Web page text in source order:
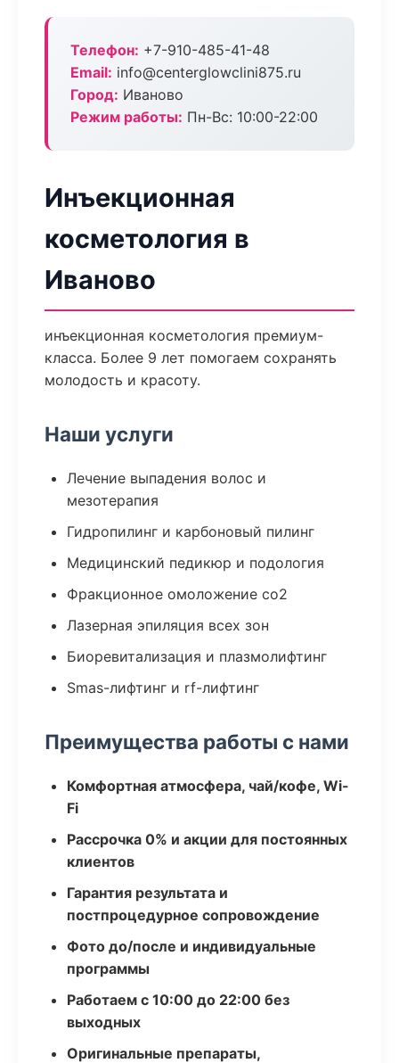
Телефон: +7-910-485-41-48
Email: info@centerglowclini875.ru
Город: Иваново
Режим работы: Пн-Вс: 10:00-22:00
Инъекционная
косметология в
Иваново
инъекционная косметология премиум-
класса. Более 9 лет помогаем сохранять
молодость и красоту.
Наши услуги
Лечение выпадения волос и
мезотерапия
Гидропилинг и карбоновый пилинг
Медицинский педикюр и подология
Фракционное омоложение co2
Лазерная эпиляция всех зон
Биоревитализация и плазмолифтинг
Smas-лифтинг и rf-лифтинг
Преимущества работы с нами
Комфортная атмосфера, чай/кофе, Wi-
Fi
Рассрочка 0% и акции для постоянных
клиентов
Гарантия результата и
постпроцедурное сопровождение
Фото до/после и индивидуальные
программы
Работаем с 10:00 до 22:00 без
выходных
Оригинальные препараты,